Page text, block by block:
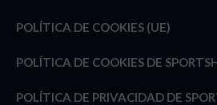
POLÍTICA DE COOKIES (UE)
POLÍTICA DE COOKIES DE
POLÍTICA DE PRIVACIDAD DE